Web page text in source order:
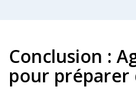
Conclusion :
pour préparer